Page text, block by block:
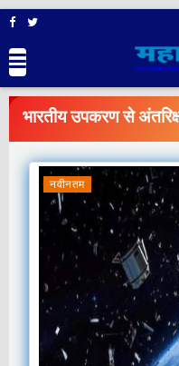
BREAKINGNEWS
भारतीय उपकरण से
नवीनतम